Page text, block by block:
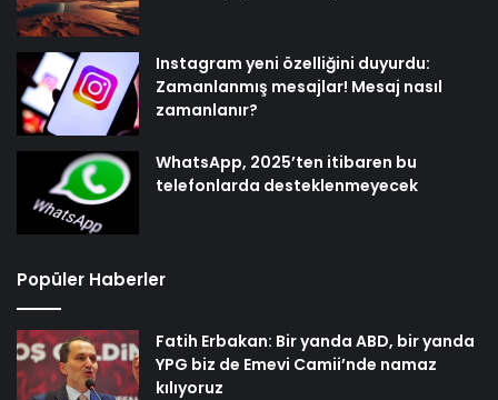
Instagram yeni özelliğini duyurdu:
Zamanlanmış mesajlar! Mesaj nasıl
zamanlanır?
WhatsApp, 2025’ten itibaren bu
telefonlarda desteklenmeyecek
Popüler Haberler
Fatih Erbakan: Bir yanda ABD, bir yanda
YPG biz de Emevi Camii’nde namaz
kılıyoruz